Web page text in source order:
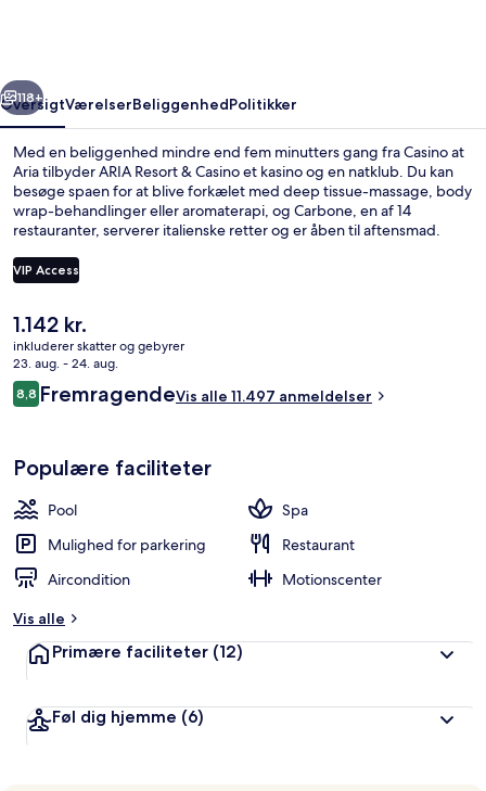
Næste
118+
OversigtVærelserBeliggenhedPolitikker
Med en beliggenhed mindre end fem minutters gang fra Casino at
Aria tilbyder ARIA Resort & Casino et kasino og en natklub. Du kan
besøge spaen for at blive forkælet med deep tissue-massage, body
wrap-behandlinger eller aromaterapi, og Carbone, en af 14
restauranter, serverer italienske retter og er åben til aftensmad.
udendørs pools, en bar ved poolen og et fitnesscenter. Rejsende er
vilde med stedets pool og behagelige senge. Overnatningsstedet
Monorail Station ligger 12 minutter derfra.
VIP Access
Den
nuværende
pris
er
1.142 kr.
1.142 kr.
inkluderer skatter og gebyrer
23. aug. - 24. aug.
Anmeldelser
8,88,8 ud af 10.
FremragendeVis alle 11.497 anmeldelser
Populære faciliteter
Pool
Spa
Mulighed for parkering
Restaurant
Aircondition
Motionscenter
Vis alle
Primære faciliteter (12)
Føl dig hjemme (6)